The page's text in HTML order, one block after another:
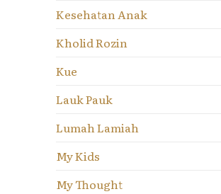
Kesehatan Anak
Kholid Rozin
Kue
Lauk Pauk
Lumah Lamiah
My Kids
My Thought